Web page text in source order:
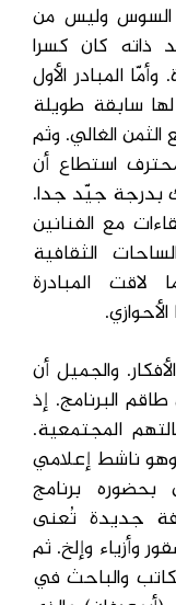
السوس وليس من
ذاته كان كسرا
المبادر الأول
سابقة طويلة
الثمن الغالي. وثم
استطاع أن
بدرجة جيّد جدا.
مع الفنانين
الثقافية
لاقت المبادرة
والجميل أن
البرنامج. إذ
المجتمعية.
وهو ناشط إعلامي
برنامج
جديدة تُعنى
وأزياء وإلخ. ثم
والباحث في